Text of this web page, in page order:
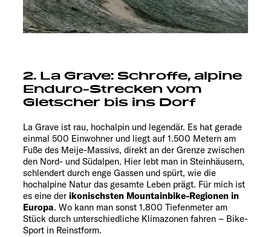
2. La Grave: Schroffe, alpine
Enduro-Strecken vom
Gletscher bis ins Dorf
La Grave ist rau, hochalpin und legendär. Es hat gerade
einmal 500 Einwohner und liegt auf 1.500 Metern am
Fuße des Meije-Massivs, direkt an der Grenze zwischen
den Nord- und Südalpen. Hier lebt man in Steinhäusern,
schlendert durch enge Gassen und spürt, wie die
hochalpine Natur das gesamte Leben prägt. Für mich ist
es eine der ikonischsten Mountainbike-Regionen in
Europa. Wo kann man sonst 1.800 Tiefenmeter am
Stück durch unterschiedliche Klimazonen fahren – Bike-
Sport in Reinstform.